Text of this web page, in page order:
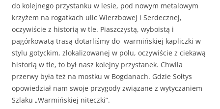
do kolejnego przystanku w lesie, pod nowym metalowym
krzyżem na rogatkach ulic Wierzbowej i Serdecznej,
oczywiście z historią w tle. Piaszczystą, wyboistą i
pagórkowatą trasą dotarliśmy do warmińskiej kapliczki w
stylu gotyckim, zlokalizowanej w polu, oczywiście z ciekawą
historią w tle, to był nasz kolejny przystanek. Chwila
przerwy była też na mostku w Bogdanach. Gdzie Sołtys
opowiedział nam swoje przygody związane z wytyczaniem
Szlaku „Warmińskiej niteczki”.